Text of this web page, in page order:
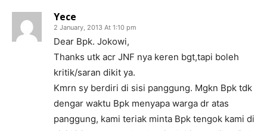
Yece
2 January, 2013 At 1:10 pm
Dear Bpk. Jokowi,
Thanks utk acr JNF nya keren bgt,tapi boleh
kritik/saran dikit ya.
Kmrn sy berdiri di sisi panggung. Mgkn Bpk tdk
dengar waktu Bpk menyapa warga dr atas
panggung, kami teriak minta Bpk tengok kami di